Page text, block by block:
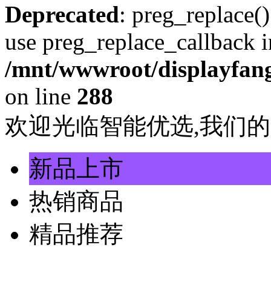
Deprecated:
use preg_replace_callback
/mnt/wwwroot/
on line 288
欢迎光临智能优选,我们
新品上市
热销商品
精品推荐